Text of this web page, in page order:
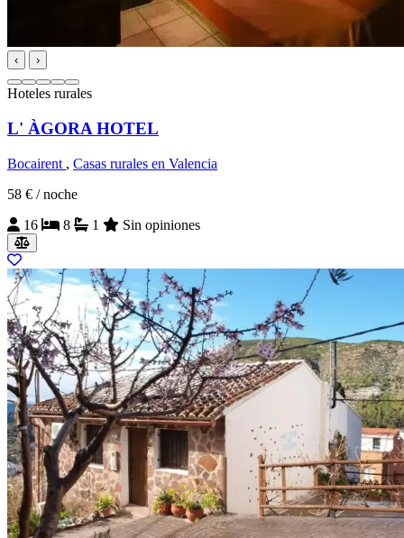
‹ ›
Hoteles rurales
L' ÀGORA HOTEL
Bocairent , Casas rurales en Valencia
58 € / noche
16
8 1 Sin opiniones